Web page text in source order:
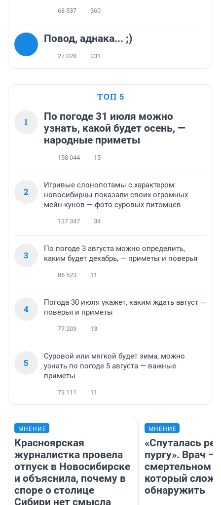
68 537 360
Повод, аднака... ;)
27 028 231
ТОП 5
1
По погоде 31 июля можно
узнать, какой будет осень, —
народные приметы
158 044 15
2
Игривые слонопотамы с характером:
новосибирцы показали своих огромных
мейн-кунов — фото суровых питомцев
137 347 34
3
По погоде 3 августа можно определить,
каким будет декабрь, — приметы и поверья
86 523 11
4
Погода 30 июля укажет, каким ждать август —
поверья и приметы
77 203 13
5
Суровой или мягкой будет зима, можно
узнать по погоде 5 августа — важные
приметы
73 111 11
МНЕНИЕ
Красноярская
журналистка провела
отпуск в Новосибирске
и объяснила, почему в
споре о столице
Сибири нет смысла
МНЕНИЕ
«Спуталась
пургу». Врач —
смертельном
который
обнаружить